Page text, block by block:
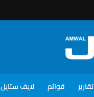
تقارير قوائم لايف ستايل